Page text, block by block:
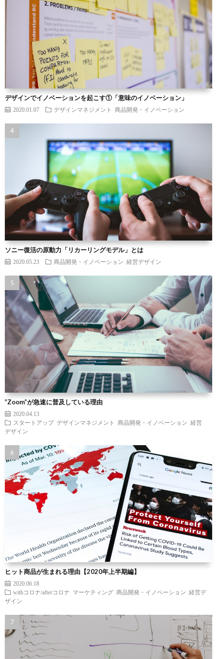
デザインでイノベーションを起こす①「意味のイノベーション」
2020.01.07 デザインマネジメント 商品開発・イノベーション
ソニー復活の原動力「リカーリングモデル」とは
2020.05.23 商品開発・イノベーション 経営デザイン
”Zoom”が急速に普及している理由
2020.04.13
スタートアップ デザインマネジメント 商品開発・イノベーション 経営
デザイン
ヒット商品が生まれる理由【2020年上半期編】
2020.06.18
withコロナ/afterコロナ
マーケティング 商品開発・イノベーション 経営デ
ザイン